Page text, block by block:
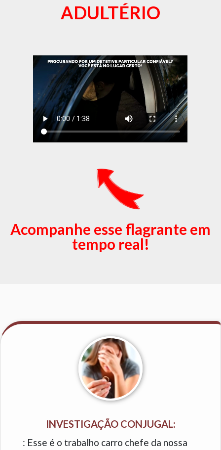
ADULTÉRIO
Acompanhe esse flagrante em
tempo real!
INVESTIGAÇÃO CONJUGAL:
: Esse é o trabalho carro chefe da nossa